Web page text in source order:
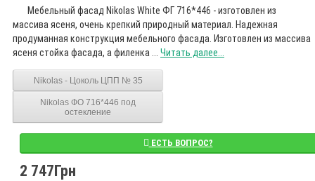
Мебельный фасад Nikolas White ФГ 716*446 - изготовлен из
массива ясеня, очень крепкий природный материал. Надежная
продуманная конструкция мебельного фасада. Изготовлен из массива
ясеня стойка фасада, а филенка ... Читать далее...
Nikolas - Цоколь ЦПП № 35
Nikolas ФО 716*446 под
остекление
ЕСТЬ ВОПРОС?
2 747Грн